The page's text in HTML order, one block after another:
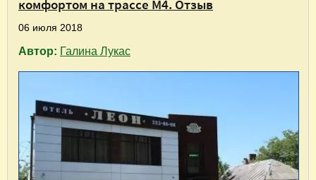
комфортом на трассе М4. Отзыв
06 июля 2018
Автор: Галина Лукас